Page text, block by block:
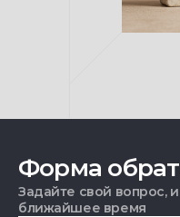
Форма
Задайте свой вопрос,
ближайшее время